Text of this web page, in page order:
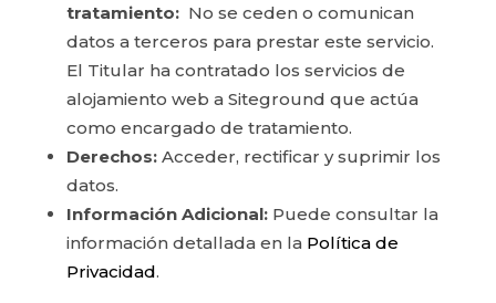
tratamiento:No se ceden o comunican
datos a terceros para prestar este servicio.
El Titular ha contratado los servicios de
alojamiento web a Siteground que actúa
como encargado de tratamiento.
Derechos:Acceder, rectificar y suprimir los
datos.
Información Adicional:Puede consultar la
información detallada en la Política de
Privacidad.